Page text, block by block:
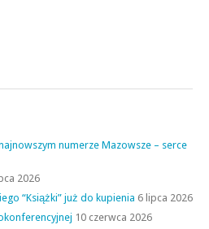
numerze Mazowsze – serce
2026
“Książki” już do kupienia 6 lipca 2026
10 czerwca 2026